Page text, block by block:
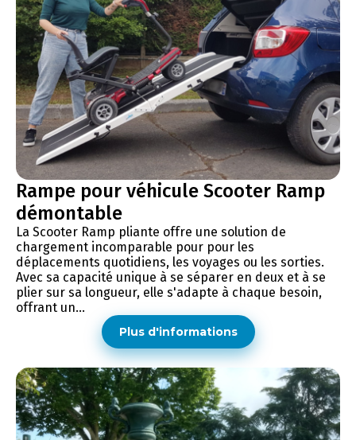
Rampe pour véhicule Scooter Ramp
démontable
La Scooter Ramp pliante offre une solution de
chargement incomparable pour pour les
déplacements quotidiens, les voyages ou les sorties.
Avec sa capacité unique à se séparer en deux et à se
plier sur sa longueur, elle s'adapte à chaque besoin,
offrant un...
Plus d'informations